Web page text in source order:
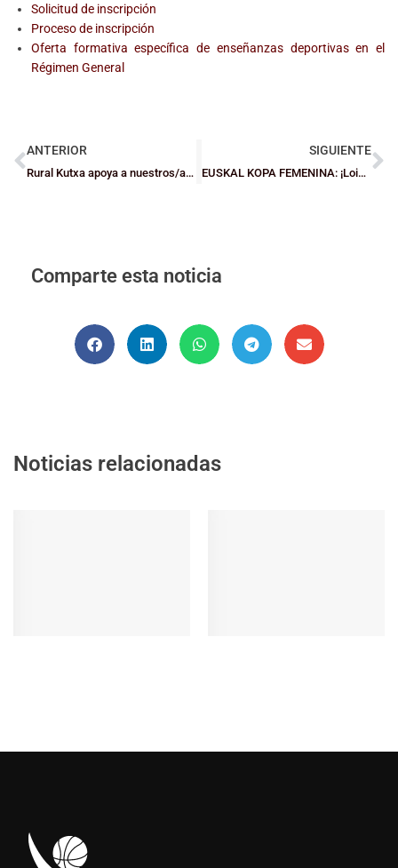
Solicitud de inscripción
Proceso de inscripción
Oferta formativa específica de enseñanzas deportivas en el
Régimen General
ANTERIOR
Rural Kutxa apoya a nuestros/as jugadores/as, entrenadores/as y árbitras/os con ayudas de 50 euros
SIGUIENTE
EUSKAL KOPA FEMENINA: ¡Lointek Gernika Bizkaia, campeón!
Comparte esta noticia
Noticias relacionadas